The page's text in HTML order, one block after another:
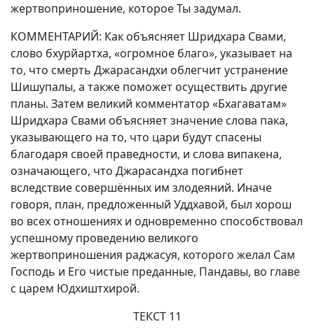
жертвоприношение, которое Ты задумал.
КОММЕНТАРИЙ: Как объясняет Шридхара Свами,
слово бхурйартха, «огромное благо», указывает на
то, что смерть Джарасандхи облегчит устранение
Шишупалы, а также поможет осуществить другие
планы. Затем великий комментатор «Бхагаватам»
Шридхара Свами объясняет значение слова пака,
указывающего на то, что цари будут спасены
благодаря своей праведности, и слова випакена,
означающего, что Джарасандха погибнет
вследствие совершённых им злодеяний. Иначе
говоря, план, предложенный Уддхавой, был хорош
во всех отношениях и одновременно способствовал
успешному проведению великого
жертвоприношения раджасуя, которого желал Сам
Господь и Его чистые преданные, Пандавы, во главе
с царем Юдхиштхирой.
ТЕКСТ 11